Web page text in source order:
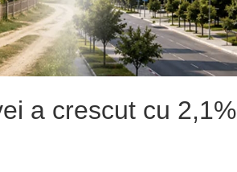
a crescut cu 2,1%